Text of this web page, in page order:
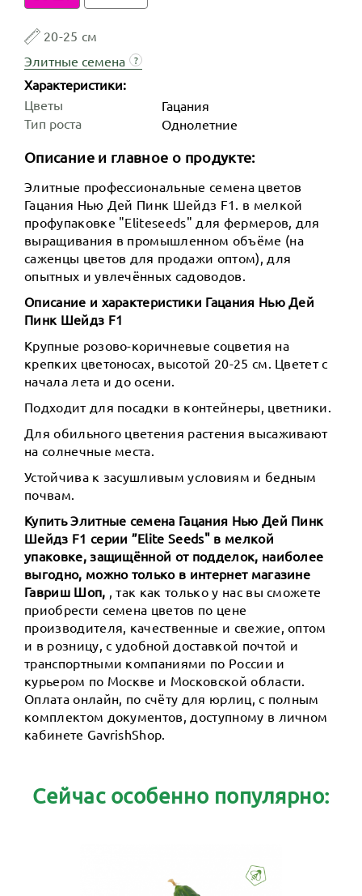
20-25 см
Элитные семена
?
Характеристики:
Цветы
Гацания
Тип роста
Однолетние
Описание и главное о продукте:
Элитные профессиональные семена цветов
Гацания Нью Дей Пинк Шейдз F1. в мелкой
профупаковке "Eliteseeds" для фермеров, для
выращивания в промышленном объёме (на
саженцы цветов для продажи оптом), для
опытных и увлечённых садоводов.
Описание и характеристики Гацания Нью Дей
Пинк Шейдз F1
Крупные розово-коричневые соцветия на
крепких цветоносах, высотой 20-25 см. Цветет с
начала лета и до осени.
Подходит для посадки в контейнеры, цветники.
Для обильного цветения растения высаживают
на солнечные места.
Устойчива к засушливым условиям и бедным
почвам.
Купить Элитные семена Гацания Нью Дей Пинк
Шейдз F1 серии ”Elite Seeds" в мелкой
упаковке, защищённой от подделок, наиболее
выгодно, можно только в интернет магазине
Гавриш Шоп,
, так как только у нас вы сможете
приобрести семена цветов по цене
производителя, качественные и свежие, оптом
и в розницу, с удобной доставкой почтой и
транспортными компаниями по России и
курьером по Москве и Московской области.
Оплата онлайн, по счёту для юрлиц, с полным
комплектом документов, доступному в личном
кабинете GavrishShop.
Сейчас особенно популярно: